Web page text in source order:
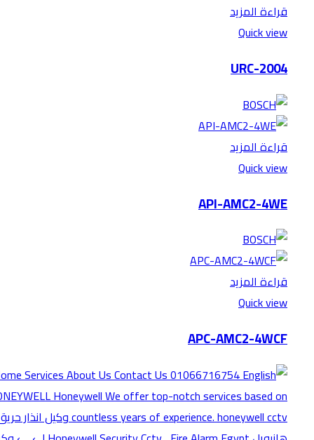
قراءة المزيد
Quick view
URC-2004
قراءة المزيد
Quick view
API-AMC2-4WE
قراءة المزيد
Quick view
APC-AMC2-4WCF